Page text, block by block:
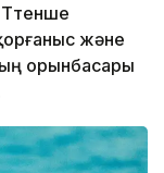
және
орынбасары